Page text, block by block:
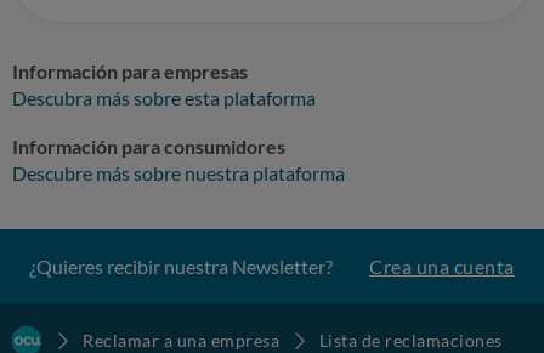
Información para empresas
Descubra más sobre esta plataforma
Información para consumidores
Descubre más sobre nuestra plataforma
¿Quieres recibir nuestra Newsletter? Crea una cuenta
Reclamar a una empresa
Lista de reclamaciones